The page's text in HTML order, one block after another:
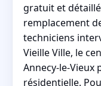
gratuit et
remplacement
techniciens
Vieille Ville, le
Annecy-le-Vieux
résidentielle.